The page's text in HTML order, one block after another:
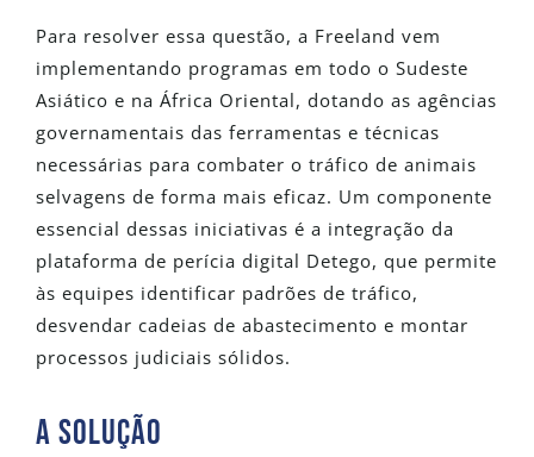
Para resolver essa questão, a Freeland vem
implementando programas em todo o Sudeste
Asiático e na África Oriental, dotando as agências
governamentais das ferramentas e técnicas
necessárias para combater o tráfico de animais
selvagens de forma mais eficaz. Um componente
essencial dessas iniciativas é a integração da
plataforma de perícia digital Detego, que permite
às equipes identificar padrões de tráfico,
desvendar cadeias de abastecimento e montar
processos judiciais sólidos.
A SOLUÇÃO